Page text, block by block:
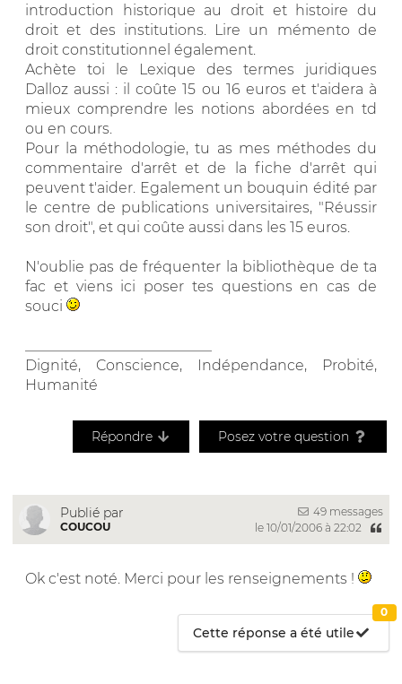
introduction historique au droit et histoire du
droit et des institutions. Lire un mémento de
droit constitutionnel également.
Achète toi le Lexique des termes juridiques
Dalloz aussi : il coûte 15 ou 16 euros et t'aidera à
mieux comprendre les notions abordées en td
ou en cours.
Pour la méthodologie, tu as mes méthodes du
commentaire d'arrêt et de la fiche d'arrêt qui
peuvent t'aider. Egalement un bouquin édité par
le centre de publications universitaires, "Réussir
son droit", et qui coûte aussi dans les 15 euros.
N'oublie pas de fréquenter la bibliothèque de ta
fac et viens ici poser tes questions en cas de
souci
Dignité, Conscience, Indépendance, Probité,
Humanité
Répondre Posez votre question
Publié par
COUCOU
49 messages
le 10/01/2006 à 22:02
Ok c'est noté. Merci pour les renseignements !
Cette réponse a été utile
0